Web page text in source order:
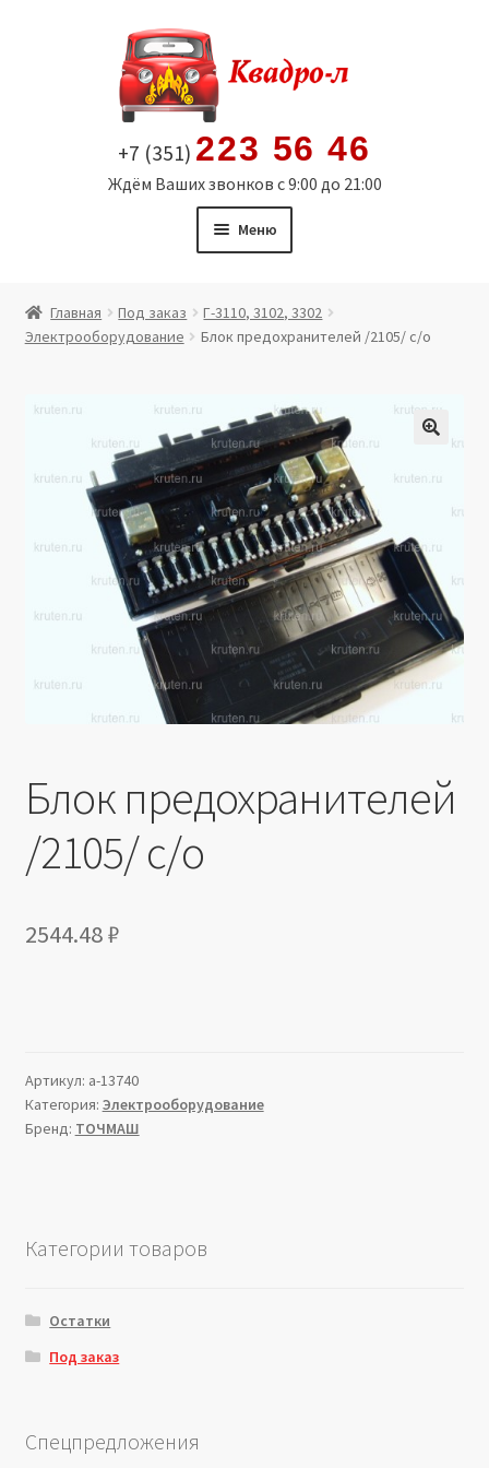
содержимому
+7 (351) 223 56 46
Ждём Ваших звонков с 9:00 до 21:00
Меню
Витрина
Политика в отношении обработки персональных
данных
Производители
Юридические данные
Главная Под заказ
Г-3110, 3102, 3302
Электрооборудование
Блок предохранителей /2105/ с/о
Блок предохранителей
/2105/ с/о
2544.48₽
Артикул: a-13740
Категория: Электрооборудование
Бренд: ТОЧМАШ
Категории товаров
Остатки
Под заказ
Спецпредложения